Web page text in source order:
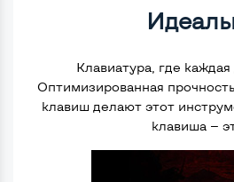
Клавиатура, где
Оптимизированная
клавиш делают этот
клавиша —